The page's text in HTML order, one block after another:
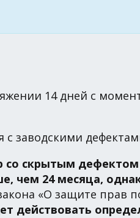
14 дней с
заводскими
со скрытым
чем 24 месяца,
«О защите прав
действовать